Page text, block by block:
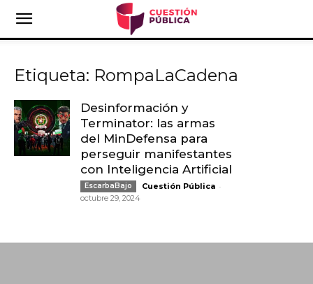
Etiqueta: RompaLaCadena
Desinformación y
Terminator: las armas
del MinDefensa para
perseguir manifestantes
con Inteligencia Artificial
EscarbaBajo Cuestión Pública -
octubre 29, 2024